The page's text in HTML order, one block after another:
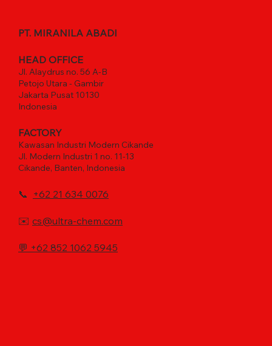
PT. MIRANILA ABADI
HEAD OFFICE
Jl. Alaydrus no. 56 A-B
Petojo Utara - Gambir
Jakarta Pusat 10130
Indonesia
FACTORY
Kawasan Industri Modern Cikande
Jl. Modern Industri 1 no. 11-13
Cikande, Banten, Indonesia
📞 +62 21 634 0076
✉️ cs@ultra-chem.com
💬 +62 852 1062 5945